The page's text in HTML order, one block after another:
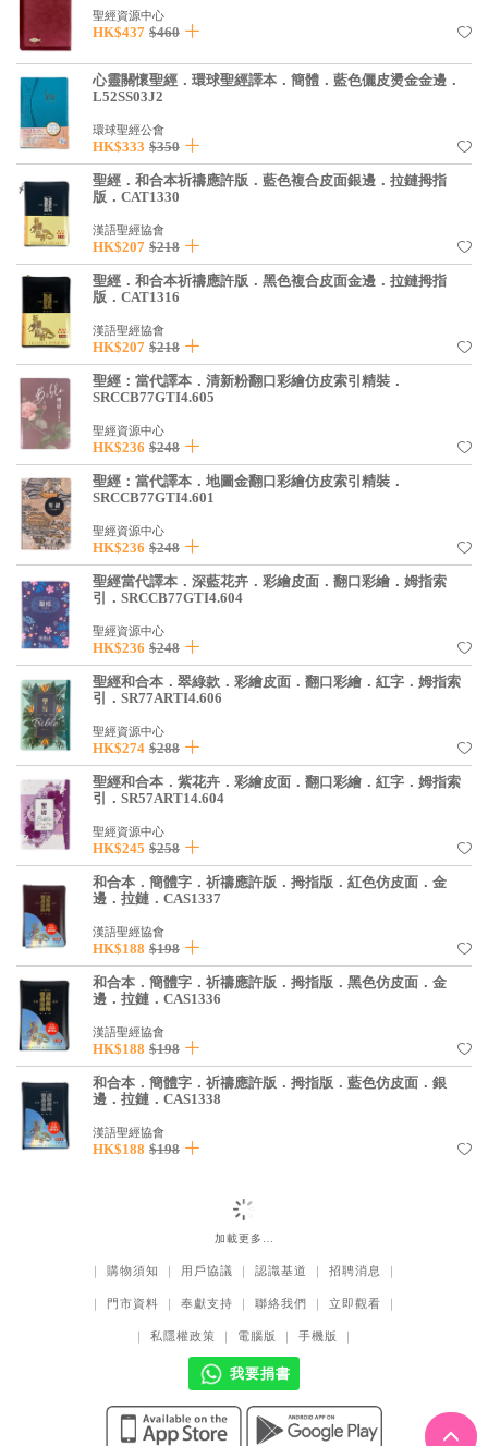
聖經資源中心
HK$437 $460
心靈關懷聖經．環球聖經譯本．簡體．藍色儷皮燙金金邊．
L52SS03J2
環球聖經公會
HK$333 $350
聖經．和合本祈禱應許版．藍色複合皮面銀邊．拉鏈拇指
版．CAT1330
漢語聖經協會
HK$207 $218
聖經．和合本祈禱應許版．黑色複合皮面金邊．拉鏈拇指
版．CAT1316
漢語聖經協會
HK$207 $218
聖經：當代譯本．清新粉翻口彩繪仿皮索引精裝．
SRCCB77GTI4.605
聖經資源中心
HK$236 $248
聖經：當代譯本．地圖金翻口彩繪仿皮索引精裝．
SRCCB77GTI4.601
聖經資源中心
HK$236 $248
聖經當代譯本．深藍花卉．彩繪皮面．翻口彩繪．姆指索
引．SRCCB77GTI4.604
聖經資源中心
HK$236 $248
聖經和合本．翠綠款．彩繪皮面．翻口彩繪．紅字．姆指索
引．SR77ARTI4.606
聖經資源中心
HK$274 $288
聖經和合本．紫花卉．彩繪皮面．翻口彩繪．紅字．姆指索
引．SR57ART14.604
聖經資源中心
HK$245 $258
和合本．簡體字．祈禱應許版．拇指版．紅色仿皮面．金
邊．拉鏈．CAS1337
漢語聖經協會
HK$188 $198
和合本．簡體字．祈禱應許版．拇指版．黑色仿皮面．金
邊．拉鏈．CAS1336
漢語聖經協會
HK$188 $198
和合本．簡體字．祈禱應許版．拇指版．藍色仿皮面．銀
邊．拉鏈．CAS1338
漢語聖經協會
HK$188 $198
加載更多…
購物須知 用戶協議 認識基道 招聘消息
門市資料 奉獻支持 聯絡我們 立即觀看
私隱權政策 電腦版 手機版
我要捐書